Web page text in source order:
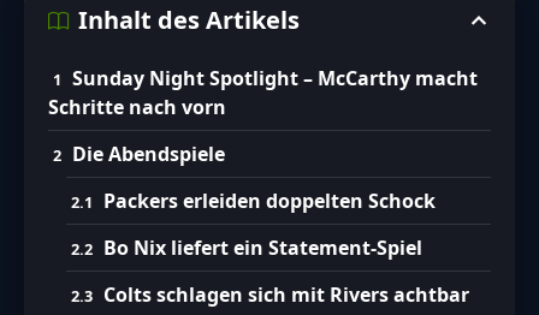
Inhalt des Artikels
Sunday Night Spotlight – McCarthy macht
Schritte nach vorn
Die Abendspiele
Packers erleiden doppelten Schock
Bo Nix liefert ein Statement-Spiel
Colts schlagen sich mit Rivers achtbar